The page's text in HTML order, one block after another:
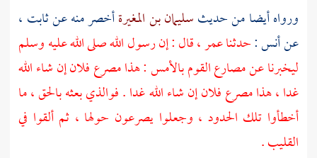
ورواه أيضا من حديثسليمان بن المغيرةأخصر منه عنثابت ،
عنأنس :حدثناعمر ،قال : إن رسول الله صلى الله عليه وسلم
ليخبرنا عن مصارع القوم بالأمس : هذا مصرع فلان إن شاء الله
غدا ، هذا مصرع فلان إن شاء الله غدا . فوالذي بعثه بالحق ، ما
أخطأوا تلك الحدود ، وجعلوا يصرعون حولها ، ثم ألقوا في
القليب .